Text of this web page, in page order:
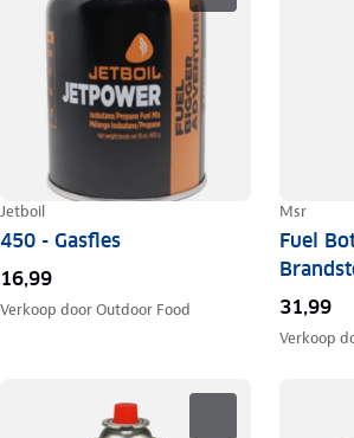
Jetboil
450 - Gasfles
16,99
Verkoop doorOutdoor Food
Msr
Fuel
31,99
Verkoop